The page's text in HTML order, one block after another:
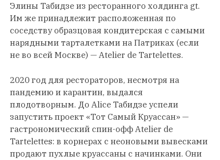
Элины Табидзе из ресторанного холдинга gt.
Им же принадлежит расположенная по
соседству образцовая кондитерская с самыми
нарядными тарталетками на Патриках (если
не во всей Москве) — Atelier de Tartelettes.
2020 год для рестораторов, несмотря на
пандемию и карантин, выдался
плодотворным. До Alice Табидзе успели
запустить проект «Тот Самый Круассан» —
гастрономический спин-офф Atelier de
Tartelettes: в корнерах с неоновыми вывесками
продают пухлые круассаны с начинками. Они